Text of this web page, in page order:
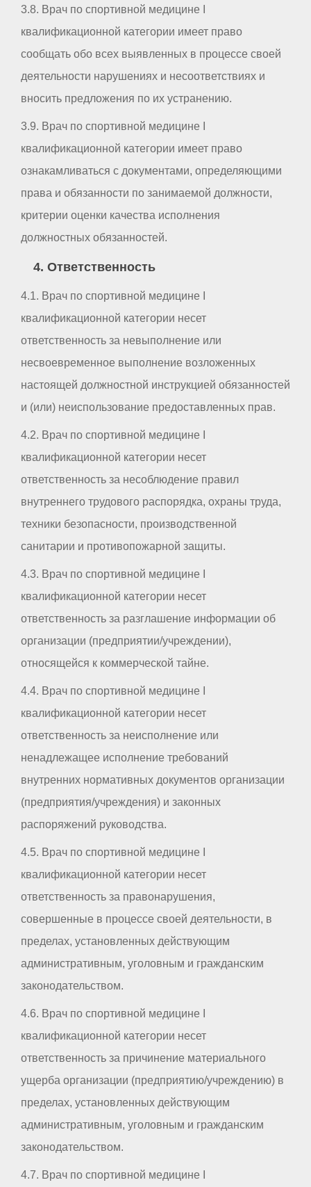
3.8. Врач по спортивной медицине I
квалификационной категории имеет право
сообщать обо всех выявленных в процессе своей
деятельности нарушениях и несоответствиях и
вносить предложения по их устранению.
3.9. Врач по спортивной медицине I
квалификационной категории имеет право
ознакамливаться с документами, определяющими
права и обязанности по занимаемой должности,
критерии оценки качества исполнения
должностных обязанностей.
4. Ответственность
4.1. Врач по спортивной медицине I
квалификационной категории несет
ответственность за невыполнение или
несвоевременное выполнение возложенных
настоящей должностной инструкцией обязанностей
и (или) неиспользование предоставленных прав.
4.2. Врач по спортивной медицине I
квалификационной категории несет
ответственность за несоблюдение правил
внутреннего трудового распорядка, охраны труда,
техники безопасности, производственной
санитарии и противопожарной защиты.
4.3. Врач по спортивной медицине I
квалификационной категории несет
ответственность за разглашение информации об
организации (предприятии/учреждении),
относящейся к коммерческой тайне.
4.4. Врач по спортивной медицине I
квалификационной категории несет
ответственность за неисполнение или
ненадлежащее исполнение требований
внутренних нормативных документов организации
(предприятия/учреждения) и законных
распоряжений руководства.
4.5. Врач по спортивной медицине I
квалификационной категории несет
ответственность за правонарушения,
совершенные в процессе своей деятельности, в
пределах, установленных действующим
административным, уголовным и гражданским
законодательством.
4.6. Врач по спортивной медицине I
квалификационной категории несет
ответственность за причинение материального
ущерба организации (предприятию/учреждению) в
пределах, установленных действующим
административным, уголовным и гражданским
законодательством.
4.7. Врач по спортивной медицине I